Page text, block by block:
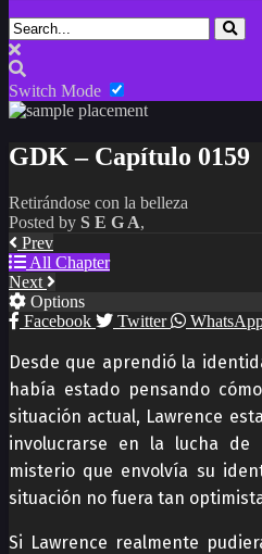
Switch Mode
GDK – Capítulo 0159
Retirándose con la belleza
Posted by S E G A,
Prev
All Chapter
Next
Options
Facebook
Twitter
Desde que aprendió la
había estado pensando
situación actual, Lawrence
involucrarse en la lucha
misterio que envolvía su
situación no fuera tan
Si Lawrence realmente